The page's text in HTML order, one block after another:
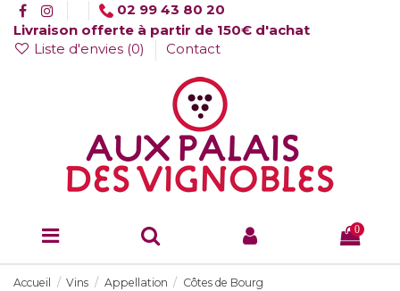
02 99 43 80 20
Livraison offerte à partir de 150€ d'achat
Liste d'envies (0) Contact
0
Accueil Vins Appellation Côtes de Bourg